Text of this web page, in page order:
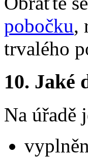
pobočku,
trvalého
10. Jaké
Na úřadě